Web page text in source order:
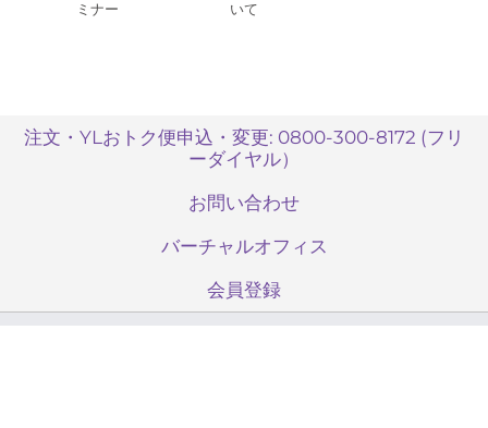
ミナー
いて
注文・YLおトク便申込・変更: 0800-300-8172 (フリ
ーダイヤル）
お問い合わせ
バーチャルオフィス
会員登録